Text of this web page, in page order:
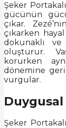
Şeker
gücünün
çıkar.
çıkarken
dokunaklı ve
oluşturur.
korurken
dönemine
vurgular.
Şeker